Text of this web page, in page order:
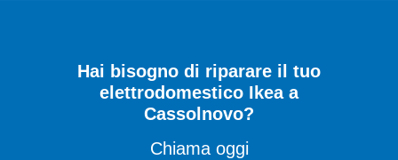
Hai bisogno di riparare il tuo
elettrodomestico Ikea a
Cassolnovo?
Chiama oggi